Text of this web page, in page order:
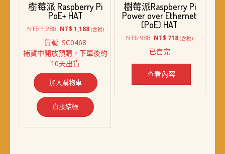
樹莓派 Raspberry Pi
PoE+ HAT
NT$1,288 原
價
格：
NT$ 1,288。
NT$1,188目
格：
(含稅)
貨號: SC0468
補貨中開放預購，下單後約
10天出貨
加入購物車
直接結帳
樹莓派Raspberry Pi
Power over Ethernet
(PoE) HAT
NT$988 原
價
格：
NT$ 988。
NT$ 718目
格：
(含稅)
已售完
查看內容